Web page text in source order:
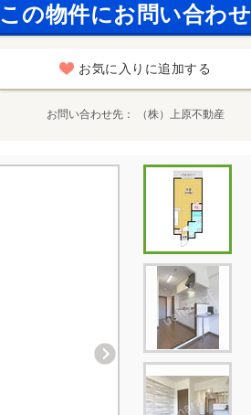
この物件にお問い合わ
お気に入りに追加する
お問い合わせ先 （株）上原不動産